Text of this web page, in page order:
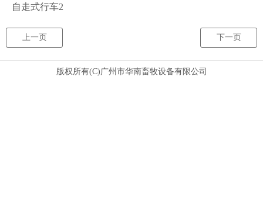
自走式行车2
上一页 下一页
版权所有(C)广州市华南畜牧设备有限公司